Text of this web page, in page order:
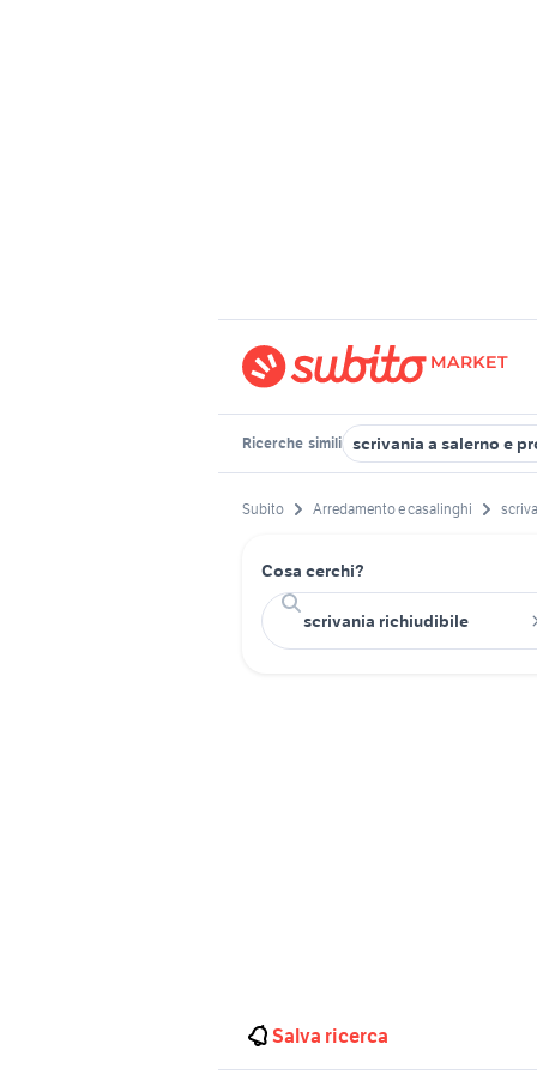
Ricerche simili scrivania a salerno e
Subito Arredamento e casalinghi
Cosa cerchi?
Salva ricerca